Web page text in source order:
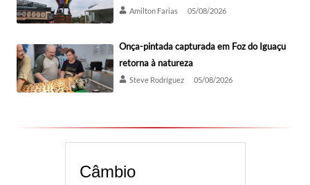
Amilton Farias 05/08/2026
Onça-pintada capturada em Foz do Iguaçu
retorna à natureza
Steve Rodríguez 05/08/2026
Câmbio